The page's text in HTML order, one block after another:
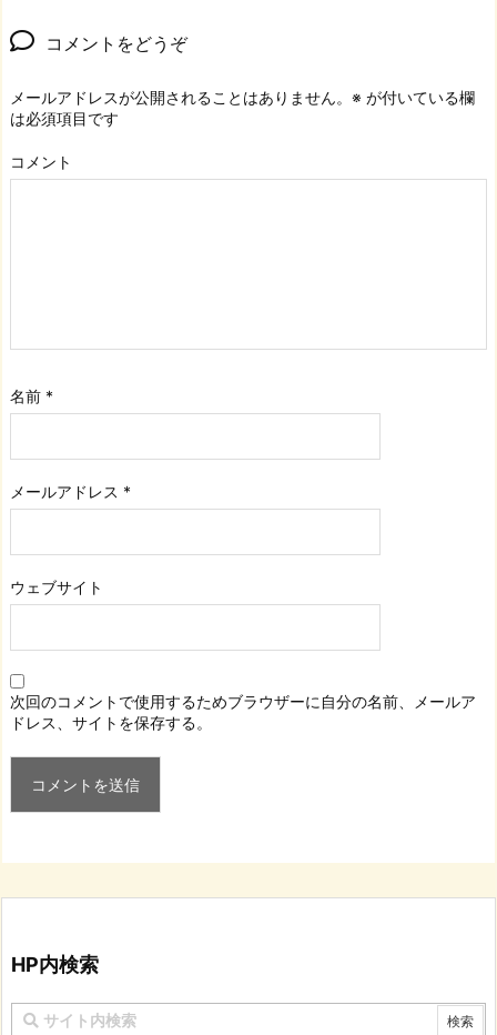
コメントをどうぞ
メールアドレスが公開されることはありません。 ※ が付いている欄
は必須項目です
コメント
名前 *
メールアドレス *
ウェブサイト
次回のコメントで使用するためブラウザーに自分の名前、メールア
ドレス、サイトを保存する。
HP内検索